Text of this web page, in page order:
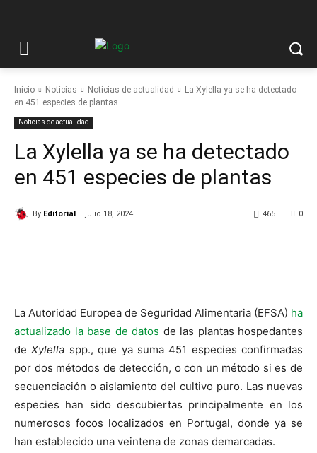
Inicio Noticias Noticias de actualidad
La Xylella ya se ha detectado
en 451 especies de plantas
Noticias de actualidad
La Xylella ya se ha detectado
en 451 especies de plantas
By Editorial julio 18, 2024 0
465
La Autoridad Europea de Seguridad Alimentaria (EFSA) ha
actualizado la base de datos de las plantas hospedantes
deXylella spp., que ya suma 451 especies confirmadas
por dos métodos de detección, o con un método si es de
secuenciación o aislamiento del cultivo puro. Las nuevas
especies han sido descubiertas principalmente en los
numerosos focos localizados en Portugal, donde ya se
han establecido una veintena de zonas demarcadas.